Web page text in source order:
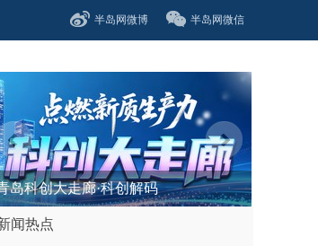
半岛网微博 半岛网微信
岛科创大走廊·科创解码
闻热点